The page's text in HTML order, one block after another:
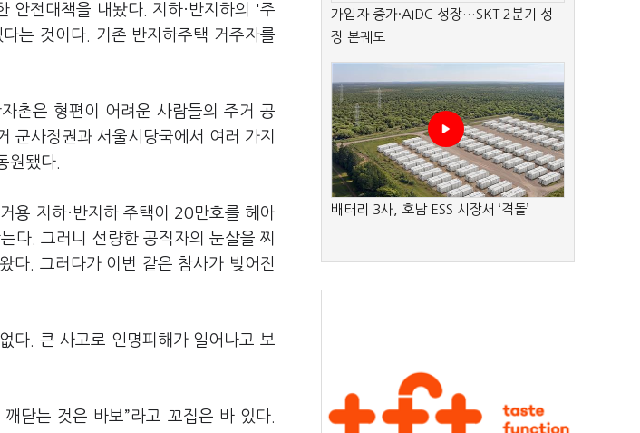
안전대책을 내놨다. 지하·반지하의 '주
는 것이다. 기존 반지하주택 거주자를
촌은 형편이 어려운 사람들의 주거 공
군사정권과 서울시당국에서 여러 가지
원됐다.
용 지하·반지하 주택이 20만호를 헤아
다. 그러니 선량한 공직자의 눈살을 찌
다. 그러다가 이번 같은 참사가 빚어진
다. 큰 사고로 인명피해가 일어나고 보
닫는 것은 바보”라고 꼬집은 바 있다.
가입자 증가·AIDC 성장…SKT 2분기 성
장 본궤도
배터리 3사, 호남 ESS 시장서 ‘격돌’